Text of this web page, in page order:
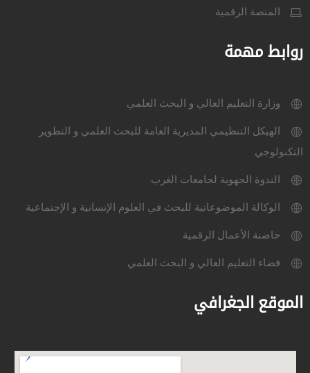
المنصة الرقمية
روابط مهمة
وزارة التعليم العالي و البحث العلمي
الهيكل التنظيمي المديرية العامة للبحث العلمي و التطوير
التكنولوجي
الندوة الجهوية لجامعات الغرب
الوكالة الموضوعاتية للبحث في العلوم الإنسانية و الإجتماعية
حاضنة الأعمال الرقمية
فضاء التعليم العالي و البحث العلمي
الموقع الجغرافي